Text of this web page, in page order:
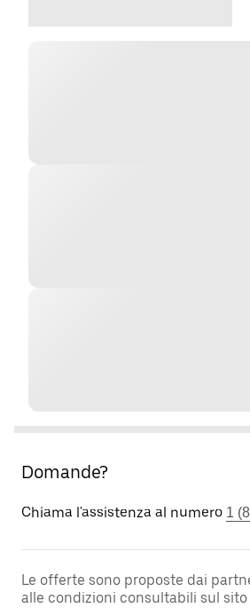
Domande?
Chiama l'assistenza al numero 1
Le offerte sono proposte dai
alle condizioni consultabili sul